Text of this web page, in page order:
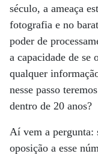
século, a ameaça
fotografia e no
poder de
a capacidade de se
qualquer
nesse passo
dentro de 20 anos?
Aí vem a pergunta:
oposição a esse